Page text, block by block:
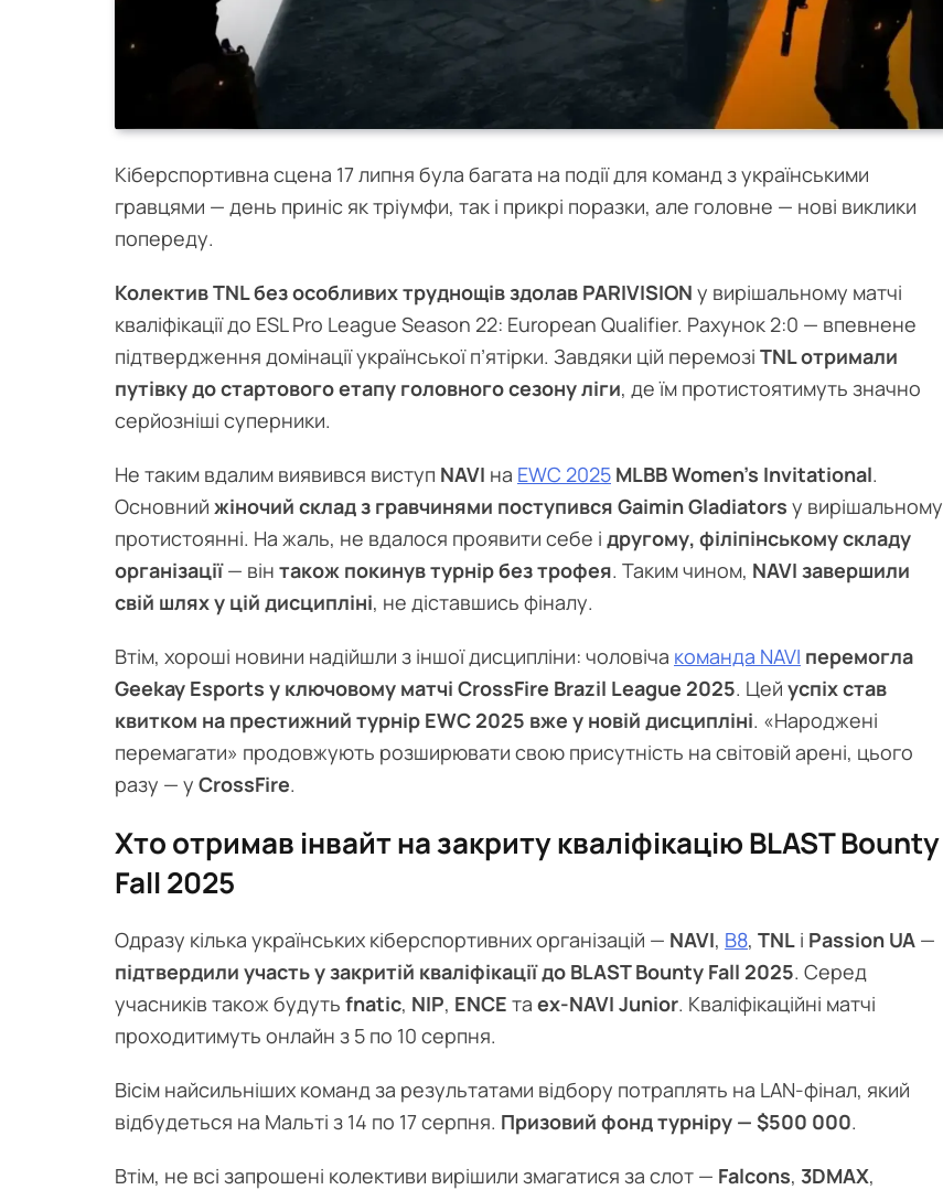
Кіберспортивна сцена 17 липня була багата на події для команд з українськими
гравцями — день приніс як тріумфи, так і прикрі поразки, але головне — нові виклики
попереду.
Колектив TNL без особливих труднощів здолав PARIVISION у вирішальному матчі
кваліфікації до ESL Pro League Season 22: European Qualifier. Рахунок 2:0 — впевнене
підтвердження домінації української п’ятірки. Завдяки цій перемозі TNL отримали
путівку до стартового етапу головного сезону ліги, де їм протистоятимуть значно
серйозніші суперники.
Не таким вдалим виявився виступ NAVI на EWC 2025 MLBB Women’s Invitational.
Основний жіночий склад з гравчинями поступився Gaimin Gladiators у вирішальному
протистоянні. На жаль, не вдалося проявити себе і другому, філіпінському складу
організації— він також покинув турнір без трофея. Таким чином, NAVI завершили
свій шлях у цій дисципліні, не діставшись фіналу.
Втім, хороші новини надійшли з іншої дисципліни: чоловіча команда NAVI перемогла
Geekay Esports у ключовому матчі CrossFire Brazil League 2025. Цей успіх став
квитком на престижний турнір EWC 2025 вже у новій дисципліні. «Народжені
перемагати» продовжують розширювати свою присутність на світовій арені, цього
разу — у CrossFire.
Хто отримав інвайт на закриту кваліфікацію BLAST Bounty
Fall 2025
Одразу кілька українських кіберспортивних організацій — NAVI, B8, TNL і Passion UA —
підтвердили участь у закритій кваліфікації до BLAST Bounty Fall 2025. Серед
учасників також будуть fnatic, NIP, ENCE та ex-NAVI Junior. Кваліфікаційні матчі
проходитимуть онлайн з 5 по 10 серпня.
Вісім найсильніших команд за результатами відбору потраплять на LAN-фінал, який
відбудеться на Мальті з 14 по 17 серпня. Призовий фонд турніру — $500 000.
Втім, не всі запрошені колективи вирішили змагатися за слот — Falcons, 3DMAX,